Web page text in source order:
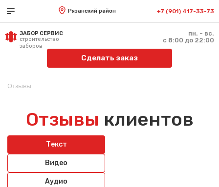
Рязанский район +7 (901) 417-33-73
ЗАБОР СЕРВИС
строительство
заборов
пн. - вс.
с 8:00 до 22:00
Сделать заказ
Отзывы
Отзывы клиентов
Текст
Видео
Аудио